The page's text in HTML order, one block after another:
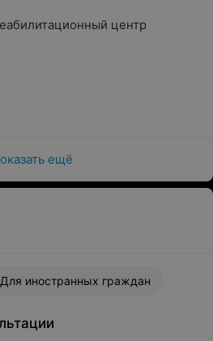
центр
ещё
Для иностранных граждан